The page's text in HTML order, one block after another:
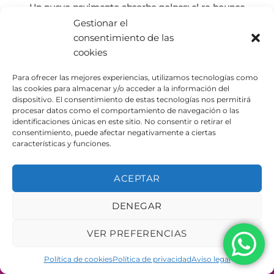
Gestionar el
consentimiento de las
cookies
Para ofrecer las mejores experiencias, utilizamos tecnologías como
las cookies para almacenar y/o acceder a la información del
dispositivo. El consentimiento de estas tecnologías nos permitirá
procesar datos como el comportamiento de navegación o las
identificaciones únicas en este sitio. No consentir o retirar el
consentimiento, puede afectar negativamente a ciertas
características y funciones.
ACEPTAR
DENEGAR
VER PREFERENCIAS
Política de cookiesPolítica de privacidadAviso legal
Un nuevo pavimento absorbe golpes: el re-bounce
Desde Urbe Adapta siempre trabajamos en la seguridad
y bienestar de los más pequeños. Por [...]
AVISO LEGAL
POLÍTICA DE PRIVACIDAD
POLÍTICA DE COOKIES
46290 Alcàsser, Valencia – ESPAÑA - B98943723